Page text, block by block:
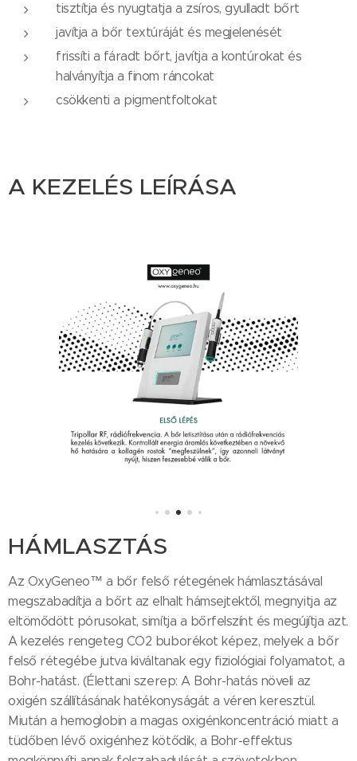
tisztítja és nyugtatja a zsíros, gyulladt bőrt
javítja a bőr textúráját és megjelenését
frissíti a fáradt bőrt, javítja a kontúrokat és
halványítja a finom ráncokat
csökkenti a pigmentfoltokat
A KEZELÉS LEÍRÁSA
HÁMLASZTÁS
Az OxyGeneo™ a bőr felső rétegének hámlasztásával
megszabadítja a bőrt az elhalt hámsejtektől, megnyitja az
eltömődött pórusokat, simítja a bőrfelszínt és megújítja azt.
A kezelés rengeteg CO2 buborékot képez, melyek a bőr
felső rétegébe jutva kiváltanak egy fiziológiai folyamatot, a
Bohr-hatást. (Élettani szerep: A Bohr-hatás növeli az
oxigén szállításának hatékonyságát a véren keresztül.
Miután a hemoglobin a magas oxigénkoncentráció miatt a
tüdőben lévő oxigénhez kötődik, a Bohr-effektus